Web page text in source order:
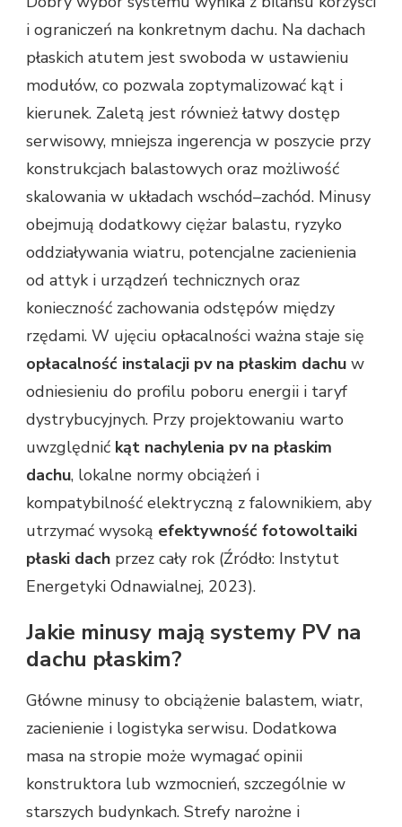
i ograniczeń na konkretnym dachu. Na dachach
płaskich atutem jest swoboda w ustawieniu
modułów, co pozwala zoptymalizować kąt i
kierunek. Zaletą jest również łatwy dostęp
serwisowy, mniejsza ingerencja w poszycie przy
konstrukcjach balastowych oraz możliwość
skalowania w układach wschód–zachód. Minusy
obejmują dodatkowy ciężar balastu, ryzyko
oddziaływania wiatru, potencjalne zacienienia
od attyk i urządzeń technicznych oraz
konieczność zachowania odstępów między
rzędami. W ujęciu opłacalności ważna staje się
opłacalność instalacji pv na płaskim dachu w
odniesieniu do profilu poboru energii i taryf
dystrybucyjnych. Przy projektowaniu warto
uwzględnić kąt nachylenia pv na płaskim
dachu, lokalne normy obciążeń i
kompatybilność elektryczną z falownikiem, aby
utrzymać wysoką efektywność fotowoltaiki
płaski dach przez cały rok (Źródło: Instytut
Energetyki Odnawialnej, 2023).
Jakie minusy mają systemy PV na
dachu płaskim?
Główne minusy to obciążenie balastem, wiatr,
zacienienie i logistyka serwisu. Dodatkowa
masa na stropie może wymagać opinii
konstruktora lub wzmocnień, szczególnie w
starszych budynkach. Strefy narożne i